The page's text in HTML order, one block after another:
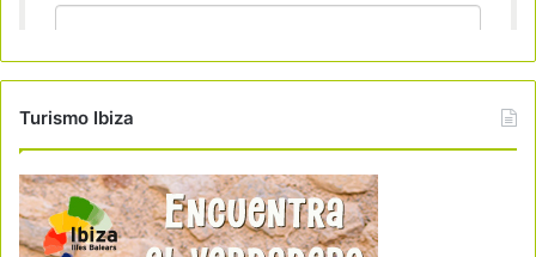
Turismo Ibiza